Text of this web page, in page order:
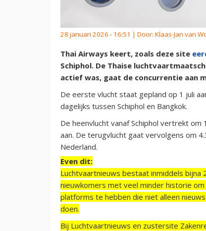
28 januari 2026 - 16:51 | Door: Klaas-Jan van
Thai Airways keert, zoals deze site
Schiphol. De Thaise
actief was, gaat de concurrentie aan
De eerste vlucht staat gepland op 1 juli
dagelijks tussen Schiphol en Bangkok.
De heenvlucht vanaf Schiphol vertrekt
aan. De terugvlucht gaat vervolgens om
Nederland.
Even dit:
Luchtvaartnieuws bestaat inmiddels
nieuwkomers met veel minder historie
platforms te hebben die niet alleen
doen.
Bij Luchtvaartnieuws en zustersite